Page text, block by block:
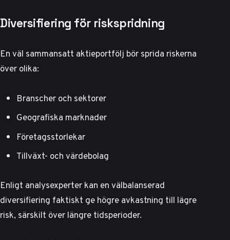
Diversifiering för riskspridning
En väl sammansatt aktieportfölj bör sprida riskerna
över olika:
Branscher och sektorer
Geografiska marknader
Företagsstorlekar
Tillväxt- och värdebolag
Enligt analysexperterkan en välbalanserad
diversifiering faktiskt ge högre avkastning till lägre
risk, särskilt över längre tidsperioder.